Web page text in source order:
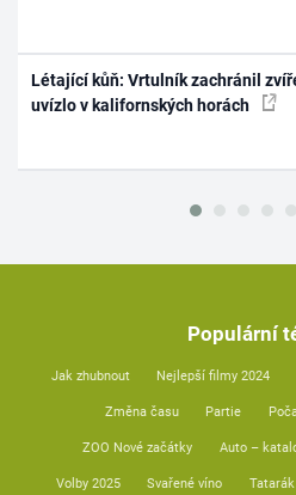
Létající kůň: Vrtulník zachránil
uvízlo v kalifornských horách
Populární
Jak zhubnout Nejlepší filmy 2024
Změna času Partie
ZOO Nové začátky Auto –
Volby 2025 Svařené víno